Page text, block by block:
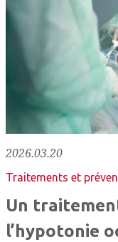
2026.03.20
Traitements et
Un
l’hypotonie